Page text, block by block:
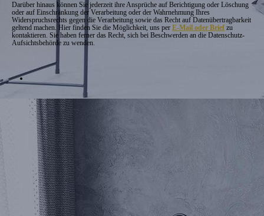
Darüber hinaus können Sie jederzeit ihre Ansprüche auf Berichtigung oder Löschung
oder auf Einschränkung der Verarbeitung oder der Wahrnehmung Ihres
Widerspruchsrechts gegen die Verarbeitung sowie das Recht auf Datenübertragbarkeit
geltend machen. Hier finden Sie die Möglichkeit, uns per E-Mail oder Brief zu
kontaktieren. Sie haben ferner das Recht, sich bei Beschwerden an die Datenschutz-
Aufsichtsbehörde zu wenden.